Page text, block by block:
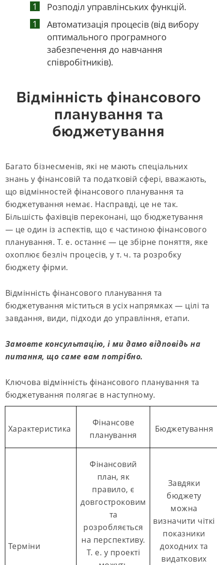
Розподіл управлінських функцій.
Автоматизація процесів (від вибору
оптимального програмного
забезпечення до навчання
співробітників).
Відмінність фінансового
планування та
бюджетування
Багато бізнесменів, які не мають спеціальних
знань у фінансовій та податковій сфері, вважають,
що відмінностей фінансового планування та
бюджетування немає. Насправді, це не так.
Більшість фахівців переконані, що бюджетування
— це один із аспектів, що є частиною фінансового
планування. Т. е. останнє — це збірне поняття, яке
охоплює безліч процесів, у т. ч. та розробку
бюджету фірми.
Відмінність фінансового планування та
бюджетування міститься в усіх напрямках — цілі та
завдання, види, підходи до управління, етапи.
Замовте консультацію, і ми дамо відповідь на
питання, що саме вам потрібно.
Ключова відмінність фінансового планування та
бюджетування полягає в наступному.
Характеристика
Фінансове
планування
Бюджетування
Терміни
Фінансовий
план, як
правило, є
довгостроковим
та
розробляється
на перспективу.
Т. е. у проекті
Завдяки
бюджету
можна
визначити чіткі
показники
доходних та
видаткових